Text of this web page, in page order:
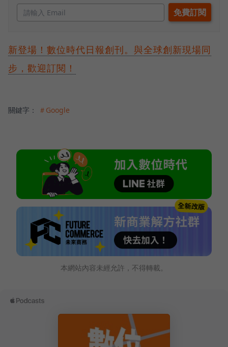
新登場！數位時代日報創刊。與全球創新現場同
步，歡迎訂閱！
關鍵字： ＃Google
本網站內容未經允許，不得轉載。